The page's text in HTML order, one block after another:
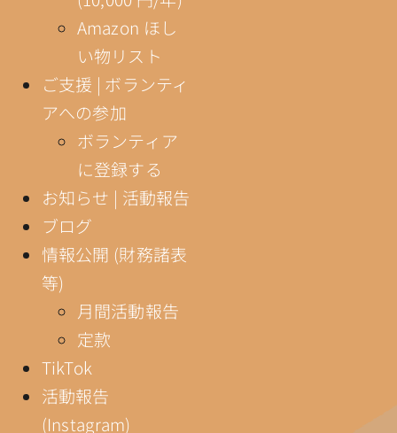
Amazon ほし
い物リスト
ご支援 | ボランティ
アへの参加
ボランティア
に登録する
お知らせ | 活動報告
ブログ
情報公開 (財務諸表
等)
月間活動報告
定款
TikTok
活動報告
(Instagram)